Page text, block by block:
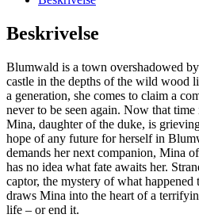
Beskrivelse
Blumwald is a town overshadowed
castle in the depths of the wild wood
a generation, she comes to claim a
never to be seen again. Now that
Mina, daughter of the duke, is
hope of any future for herself in
demands her next companion, Mina
has no idea what fate awaits her.
captor, the mystery of what
draws Mina into the heart of a
life – or end it.